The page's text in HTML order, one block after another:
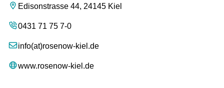
Edisonstrasse 44, 24145 Kiel
0431 71 75 7-0
info(at)rosenow-kiel.de
www.rosenow-kiel.de